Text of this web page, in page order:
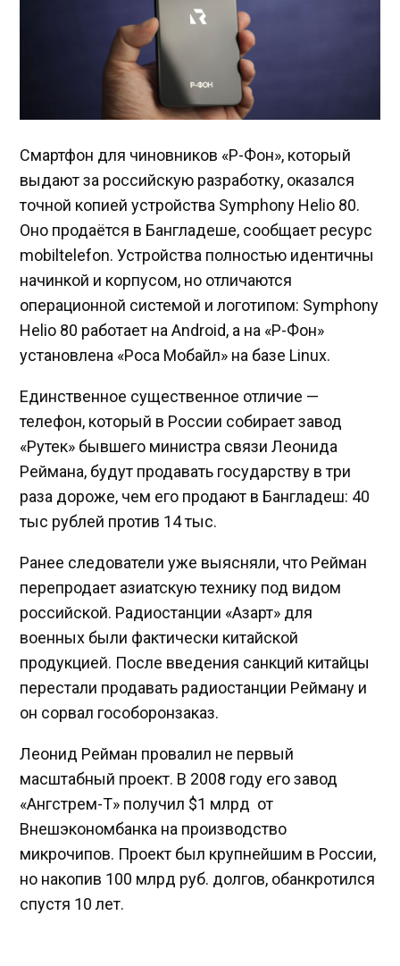
Смартфон для чиновников «Р-Фон», который
выдают за российскую разработку, оказался
точной копией устройства Symphony Helio 80.
Оно продаётся в Бангладеше, сообщает ресурс
mobiltelefon. Устройства полностью идентичны
начинкой и корпусом, но отличаются
операционной системой и логотипом: Symphony
Helio 80 работает на Android, а на «Р-Фон»
установлена «Роса Мобайл» на базе Linux.
Единственное существенное отличие —
телефон, который в России собирает завод
«Рутек» бывшего министра связи Леонида
Реймана, будут продавать государству в три
раза дороже, чем его продают в Бангладеш: 40
тыс рублей против 14 тыс.
Ранее следователи уже выясняли, что Рейман
перепродает азиатскую технику под видом
российской. Радиостанции «Азарт» для
военных были фактически китайской
продукцией. После введения санкций китайцы
перестали продавать радиостанции Рейману и
он сорвал гособоронзаказ.
Леонид Рейман провалил не первый
масштабный проект. В 2008 году его завод
«Ангстрем-Т» получил $1 млрд от
Внешэкономбанка на производство
микрочипов. Проект был крупнейшим в России,
но накопив 100 млрд руб. долгов, обанкротился
спустя 10 лет.